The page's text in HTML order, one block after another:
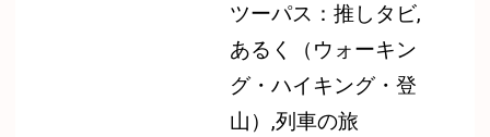
ツーパス：推しタビ,
あるく（ウォーキン
グ・ハイキング・登
山）,列車の旅